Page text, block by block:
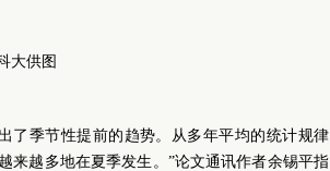
大供图
了季节性提前的趋势。从多年平均的统计规律
来越多地在夏季发生。”论文通讯作者余锡平指